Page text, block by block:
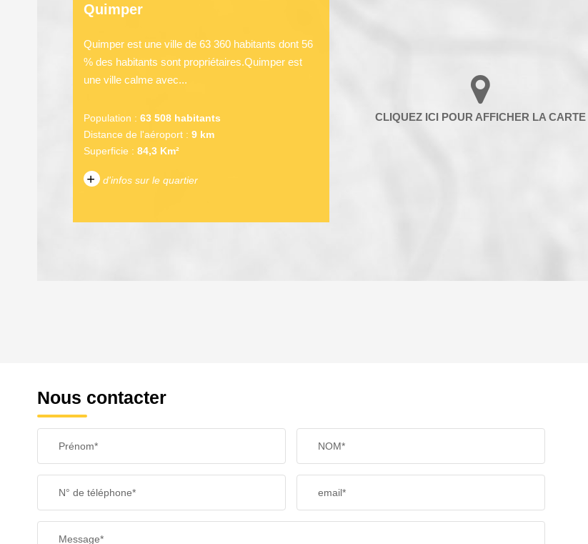
Quimper
Quimper est une ville de 63 360 habitants dont 56
% des habitants sont propriétaires.Quimper est
une ville calme avec...
Population : 63 508 habitants
Distance de l'aéroport : 9 km
Superficie : 84,3 Km²
+ d'infos sur le quartier
TAXE FONCIÈRE
SUPERFICIE :
RESTAURANTS ET CAFÉS COMMERCES
Nous contacter
Prénom* NOM*
N° de téléphone* email*
Message*